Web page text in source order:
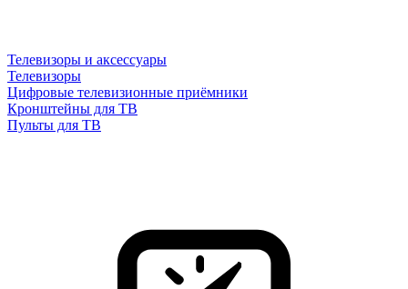
Телевизоры и аксессуары
Телевизоры
Цифровые телевизионные приёмники
Кронштейны для ТВ
Пульты для ТВ